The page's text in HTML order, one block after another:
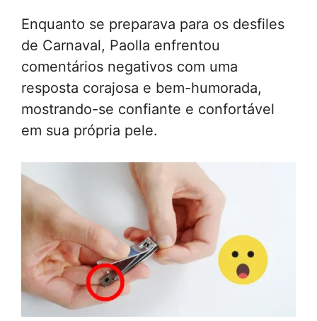
Enquanto se preparava para os desfiles
de Carnaval, Paolla enfrentou
comentários negativos com uma
resposta corajosa e bem-humorada,
mostrando-se confiante e confortável
em sua própria pele.